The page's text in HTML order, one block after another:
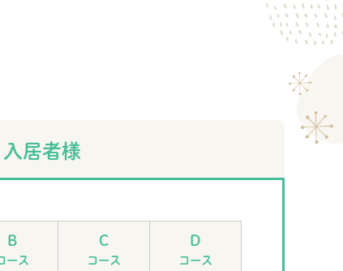
入居者様
B
ース
C
コース
D
コース